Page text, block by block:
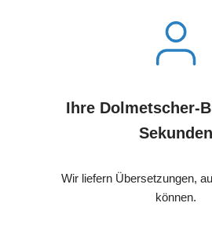
Ihre Dolmetscher-
Sekunden
Wir liefern Übersetzungen,
können.